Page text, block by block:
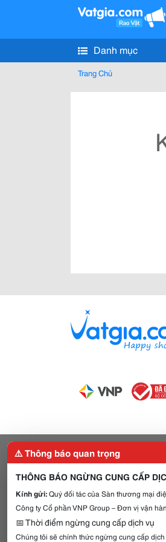
Danh mục
Trang Chủ
⚠️ Thông báo quan trọng
THÔNG BÁO NGỪNG CUNG CẤP
Kính gửi:Quý đối tác của Sàn thương mại
Công ty Cổ phần VNP Group – Đơn vị vận
📅 Thời điểm ngừng cung cấp dịch vụ
Chúng tôi sẽ chính thức ngừng cung cấp